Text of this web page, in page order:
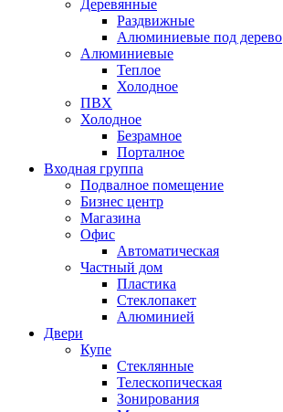
Деревянные
Раздвижные
Алюминиевые под дерево
Алюминиевые
Теплое
Холодное
ПВХ
Холодное
Безрамное
Порталное
Входная группа
Подвалное помещение
Бизнес центр
Магазина
Офис
Автоматическая
Частный дом
Пластика
Стеклопакет
Алюминией
Двери
Купе
Стеклянные
Телескопическая
Зонирования